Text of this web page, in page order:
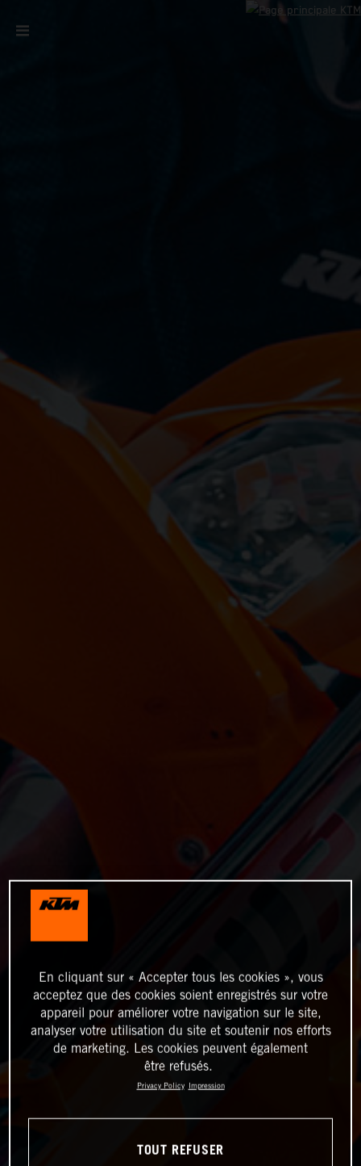
En cliquant sur « Accepter tous les cookies », vous
acceptez que des cookies soient enregistrés sur votre
appareil pour améliorer votre navigation sur le site,
analyser votre utilisation du site et soutenir nos efforts
de marketing. Les cookies peuvent également
être refusés.
Privacy Policy Impression
TOUT REFUSER